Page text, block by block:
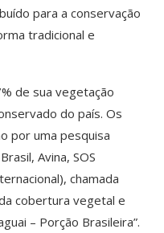
para a conservação
tradicional e
de sua vegetação
do país. Os
por uma pesquisa
Avina, SOS
chamada
cobertura vegetal e
– Porção Brasileira”.